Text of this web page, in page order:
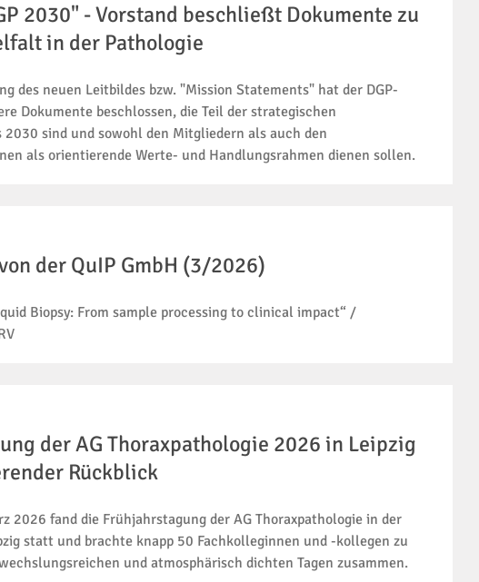
2030" - Vorstand beschließt Dokumente zu
in der Pathologie
des neuen Leitbildes bzw. "Mission Statements" hat der DGP-
Dokumente beschlossen, die Teil der strategischen
sind und sowohl den Mitgliedern als auch den
als orientierende Werte- und Handlungsrahmen dienen sollen.
der QuIP GmbH (3/2026)
Biopsy: From sample processing to clinical impact“ /
der AG Thoraxpathologie 2026 in Leipzig
Rückblick
2026 fand die Frühjahrstagung der AG Thoraxpathologie in der
statt und brachte knapp 50 Fachkolleginnen und -kollegen zu
und atmosphärisch dichten Tagen zusammen.